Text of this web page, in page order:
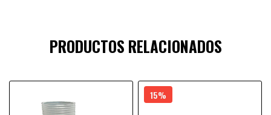
PRODUCTOS RELACIONADOS
15%